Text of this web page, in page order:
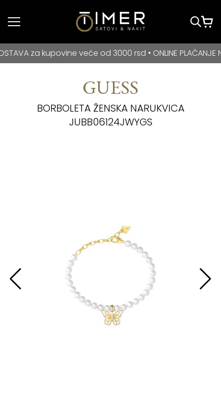
Idi do glavnog
BESPLATNA DOSTAVA za kupovine veće od 3000 rsd •
za kupovine veće od 3000 rsd • ONLINE PLAĆANJE NA
GUESS
BORBOLETA ŽENSKA NARUKVICA
JUBB06124JWYGS